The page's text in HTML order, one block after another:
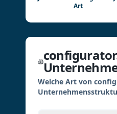
Art
Welche Art von